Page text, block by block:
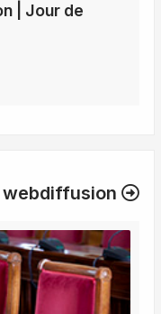
| Jour de
webdiffusion